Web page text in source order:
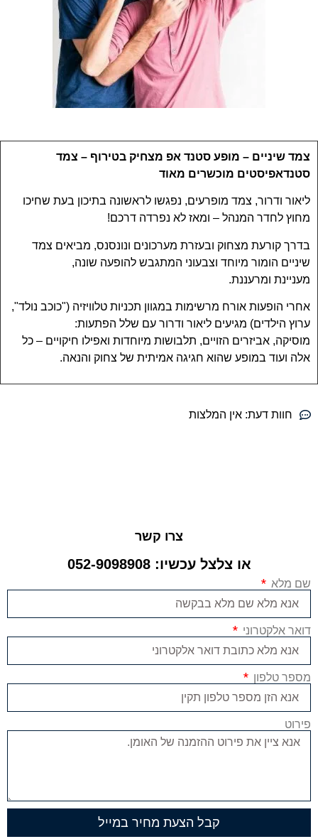
צמד שיניים – מופע סטנד אפ מצחיק בטירוף – צמד
סטנדאפיסטים מוכשרים מאוד
ליאור ודרור, צמד מופרעים, נפגשו לראשונה בתיכון בעת שחיכו
מחוץ לחדר המנהל – ומאז לא נפרדה דרכם!
בדרך קורעת מצחוק ובעזרת מערכונים ונונסנס, מביאים צמד
שיניים הומור מיוחד וצבעוני המתגבש להופעה שונה,
מעניינת ומרעננת.
אחרי הופעות אורח מרשימות במגוון תכניות טלוויזיה ("כוכב נולד",
ערוץ הילדים) מגיעים ליאור ודרור עם שלל הפתעות:
מוסיקה, אביזרים הזויים, תלבושות מיוחדות ואפילו חיקויים – כל
אלה ועוד במופע שהוא חגיגה אמיתית של צחוק והנאה.
חוות דעת: אין המלצות
צרו קשר
או צלצל עכשיו: 052-9098908
שם מלא
דואר אלקטרוני
מספר טלפון
פירוט
קבל הצעת מחיר במייל